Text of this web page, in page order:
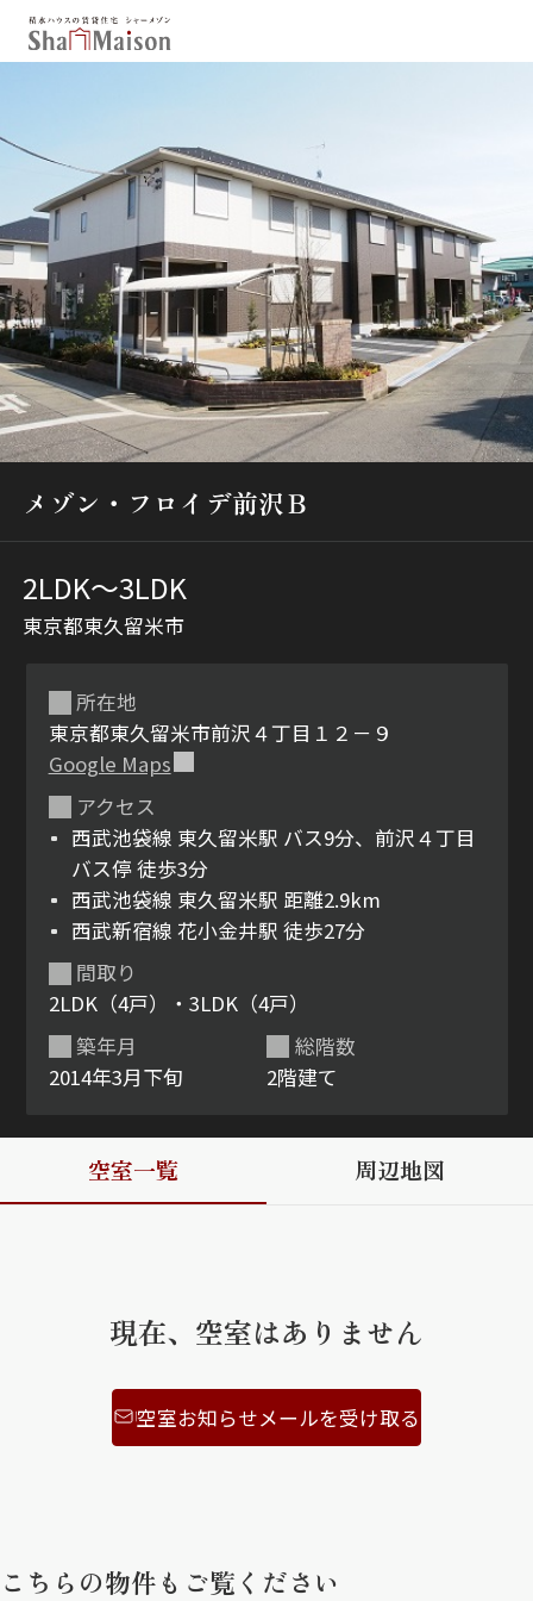
北海道 東北
関東
中部
関西
中国・四国
九州
市区郡・路線・駅から探す
通勤・通学時間から探す
地図から探す
人気のカテゴリから探す
シャーメゾンとは
ルームツアー
シャーメゾンショップを探す
お問い合わせ・よくある質問
シャーメゾンライフ CLUB
らくらくパートナー
メゾン・フロイデ前沢Ｂ
2LDK〜3LDK
東京都東久留米市
所在地
東京都東久留米市前沢４丁目１２－９
Google Maps
アクセス
西武池袋線 東久留米駅 バス9分、前沢４丁目
バス停 徒歩3分
西武池袋線 東久留米駅 距離2.9km
西武新宿線 花小金井駅 徒歩27分
築年月
2014年3月下旬
間取り
2LDK（4戸）・3LDK（4戸）
総階数
2階建て
空室一覧 周辺地図
現在、空室はありません
空室お知らせメールを受け取る
こちらの物件もご覧ください